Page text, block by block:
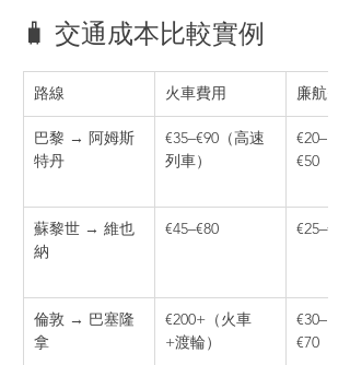
🧳 交通成本比較實例
路線 火車費用 廉航費用
巴黎 → 阿姆斯
特丹
€35–€90（高速
列車）
€20–
€50（
蘇黎世 → 維也
納
€45–€80 €25–€60
倫敦 → 巴塞隆
拿
€200+（火車
+渡輪）
€30–
€70（